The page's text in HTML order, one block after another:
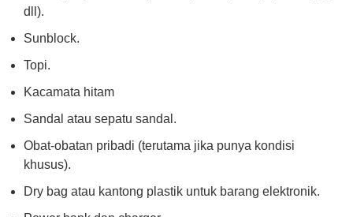
dll).
Sunblock.
Topi.
Kacamata hitam
Sandal atau sepatu sandal.
Obat-obatan pribadi (terutama jika punya kondisi
khusus).
Dry bag atau kantong plastik untuk barang elektronik.